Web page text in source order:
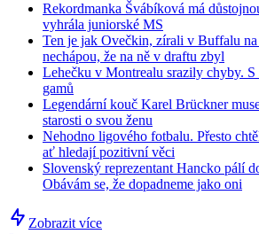
Rekordmanka Švábíková má
vyhrála juniorské MS
Ten je jak Ovečkin, zírali v Buffalu na
nechápou, že na ně v draftu zbyl
Lehečku v Montrealu srazily chyby. S
gamů
Legendární kouč Karel Brückner
starosti o svou ženu
Nehodno ligového fotbalu. Přesto
ať hledají pozitivní věci
Slovenský reprezentant Hancko pálí
Obávám se, že dopadneme jako oni
Zobrazit více